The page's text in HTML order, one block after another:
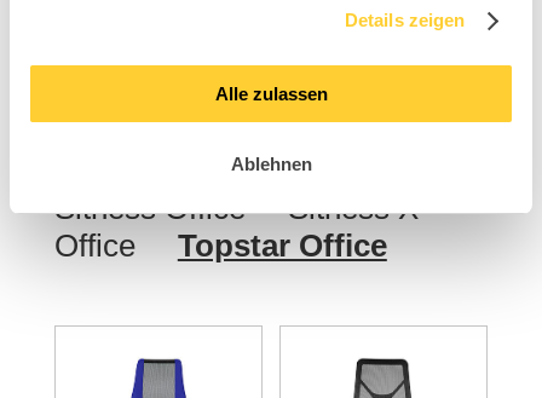
Details zeigen
Alle zulassen
Ablehnen
Sitness X Stool 30 Sitness X Up Table 30
Sitness Office
Sitness X
Office Topstar Office